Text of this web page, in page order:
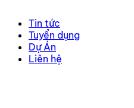
Tin tức
Tuyển dụng
Dự Án
Liên hệ